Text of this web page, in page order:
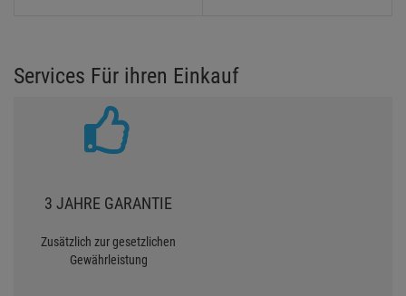
Services Für ihren Einkauf
3 JAHRE GARANTIE
Zusätzlich zur gesetzlichen
Gewährleistung